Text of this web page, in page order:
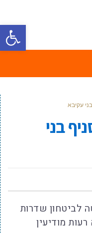
פתח
עקיבא
בני
לביטחון שדרות
מודיעין